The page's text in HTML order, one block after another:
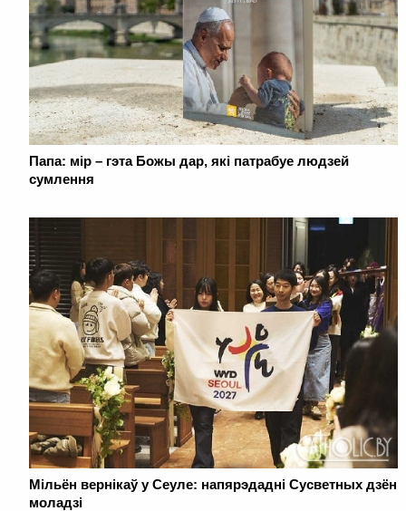
Папа: мір – гэта Божы дар, які патрабуе людзей
сумлення
Мільён вернікаў у Сеуле: напярэдадні Сусветных дзён
моладзі